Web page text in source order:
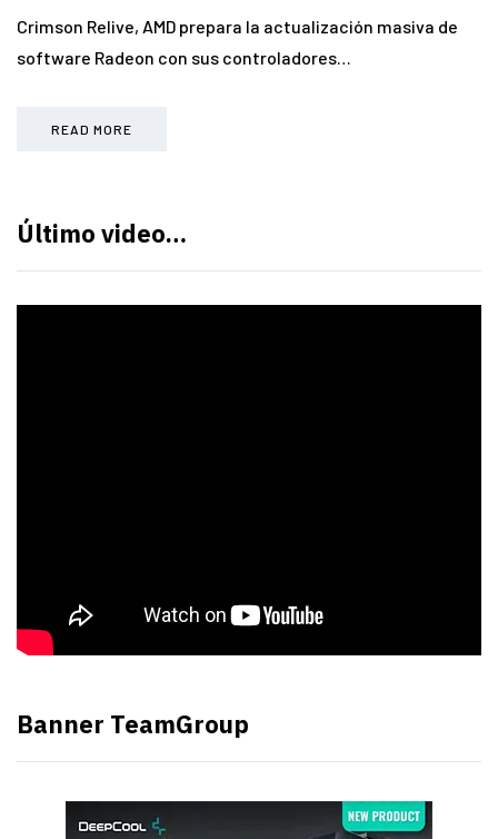
Crimson Relive, AMD prepara la actualización masiva de
software Radeon con sus controladores…
READ MORE
Último video…
Banner TeamGroup